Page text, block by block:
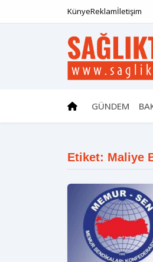
KünyeReklamİletişim
GÜNDEM
Etiket: Maliye